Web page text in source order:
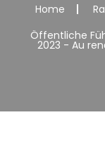
Home
Öffentliche
2023 - Au